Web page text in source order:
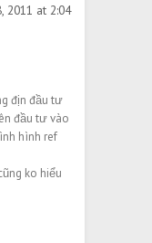
2011 at 2:04
địn đầu tư
đầu tư vào
hình ref
ko hiểu